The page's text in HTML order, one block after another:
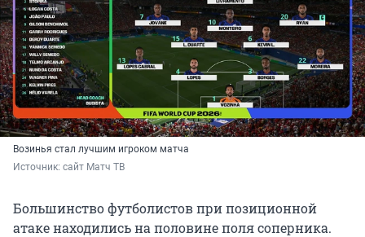
Возинья стал лучшим игроком матча
Источник: сайт Матч ТВ
Большинство футболистов при позиционной
атаке находились на половине поля соперника.